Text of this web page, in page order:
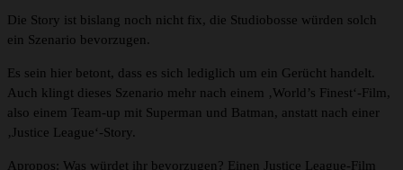
Die Story ist bislang noch nicht fix, die Studiobosse würden solch
ein Szenario bevorzugen.
Es sein hier betont, dass es sich lediglich um ein Gerücht handelt.
Auch klingt dieses Szenario mehr nach einem ‚World’s Finest‘-Film,
also einem Team-up mit Superman und Batman, anstatt nach einer
‚Justice League‘-Story.
Apropos: Was würdet ihr bevorzugen? Einen Justice League-Film